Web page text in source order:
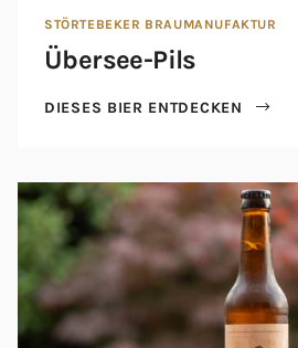
STÖRTEBEKER BRAUMANUFAKTUR
Übersee-Pils
DIESES BIER ENTDECKEN